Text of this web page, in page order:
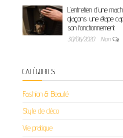
L’entretien d’une
glaçons: une étape
son fonctionnement
30/06/2020 Non
CATÉGORIES
Fashion & Beauté
Style de déco
Vie pratique